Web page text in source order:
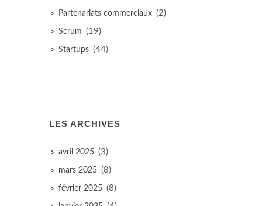
Partenariats commerciaux (2)
Scrum (19)
Startups (44)
LES ARCHIVES
avril 2025 (3)
mars 2025 (8)
février 2025 (8)